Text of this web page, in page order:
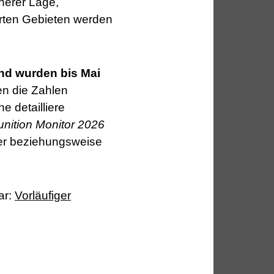
Gebieten werden
wurden bis Mai
die Zahlen
detailliere
Monitor 2026
beziehungsweise
Vorläufiger